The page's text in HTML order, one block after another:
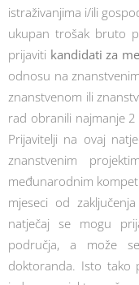
istraživanjima i/ili
ukupan trošak bruto
prijaviti kandidati za
odnosu na
znanstvenom ili
rad obranili najmanje
Prijavitelji na ovaj
znanstvenim
međunarodnim
mjeseci od
natječaj se mogu
područja, a može
doktoranda. Isto tako